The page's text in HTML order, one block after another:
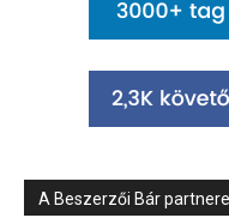
A Beszerzői Bár